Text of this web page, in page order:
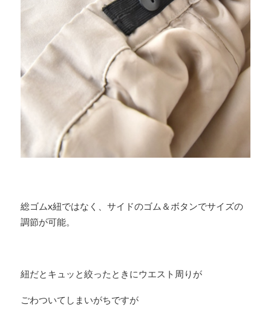
総ゴムx紐ではなく、サイドのゴム＆ボタンでサイズの
調節が可能。
紐だとキュッと絞ったときにウエスト周りが
ごわついてしまいがちですが